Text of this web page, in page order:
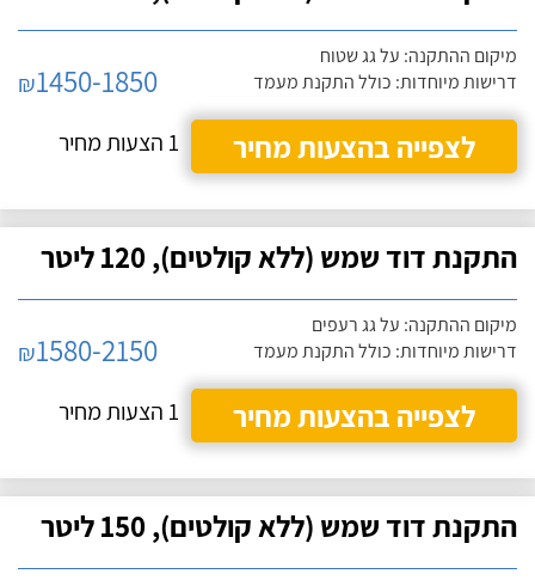
מיקום ההתקנה: על גג שטוח
דרישות מיוחדות: כולל התקנת מעמד
₪1450-1850
לצפייה בהצעות מחיר
1 הצעות מחיר
התקנת דוד שמש (ללא קולטים), 120 ליטר
מיקום ההתקנה: על גג רעפים
דרישות מיוחדות: כולל התקנת מעמד
₪1580-2150
לצפייה בהצעות מחיר
1 הצעות מחיר
התקנת דוד שמש (ללא קולטים), 150 ליטר